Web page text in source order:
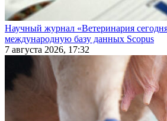
Научный журнал «Ветеринария
международную базу данных Scopus
7 августа 2026, 17:32